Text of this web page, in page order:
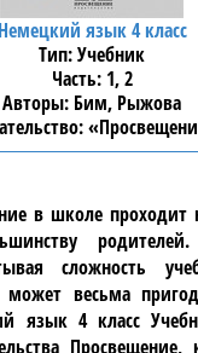
Немецкий язык 4 класс
Учебник
1, 2
Бим, Рыжова
в школе проходит
сложность
весьма
язык 4 класс
Просвещение,